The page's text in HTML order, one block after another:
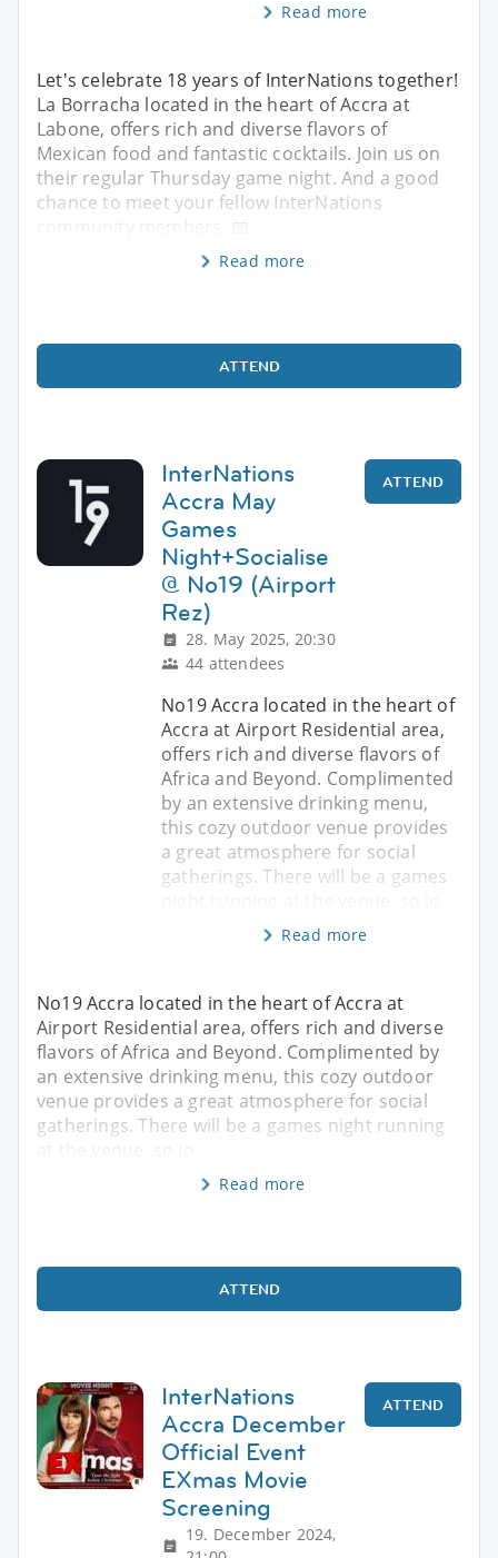
Read more
Let's celebrate 18 years of InterNations together!
La Borracha located in the heart of Accra at
Labone, offers rich and diverse flavors of
Mexican food and fantastic cocktails. Join us on
their regular Thursday game night. And a good
chance to meet your fellow InterNations
Read more
ATTEND
InterNations
Accra May
Games
Night+Socialise
@ No19 (Airport
Rez)
28. May 2025, 20:30
44 attendees
ATTEND
No19 Accra located in the heart of
Accra at Airport Residential area,
offers rich and diverse flavors of
Africa and Beyond. Complimented
by an extensive drinking menu,
this cozy outdoor venue provides
a great atmosphere for social
gatherings. There will be a games
Read more
No19 Accra located in the heart of Accra at
Airport Residential area, offers rich and diverse
flavors of Africa and Beyond. Complimented by
an extensive drinking menu, this cozy outdoor
venue provides a great atmosphere for social
gatherings. There will be a games night running
Read more
ATTEND
InterNations
Accra December
Official Event
EXmas Movie
Screening
19. December 2024,
ATTEND